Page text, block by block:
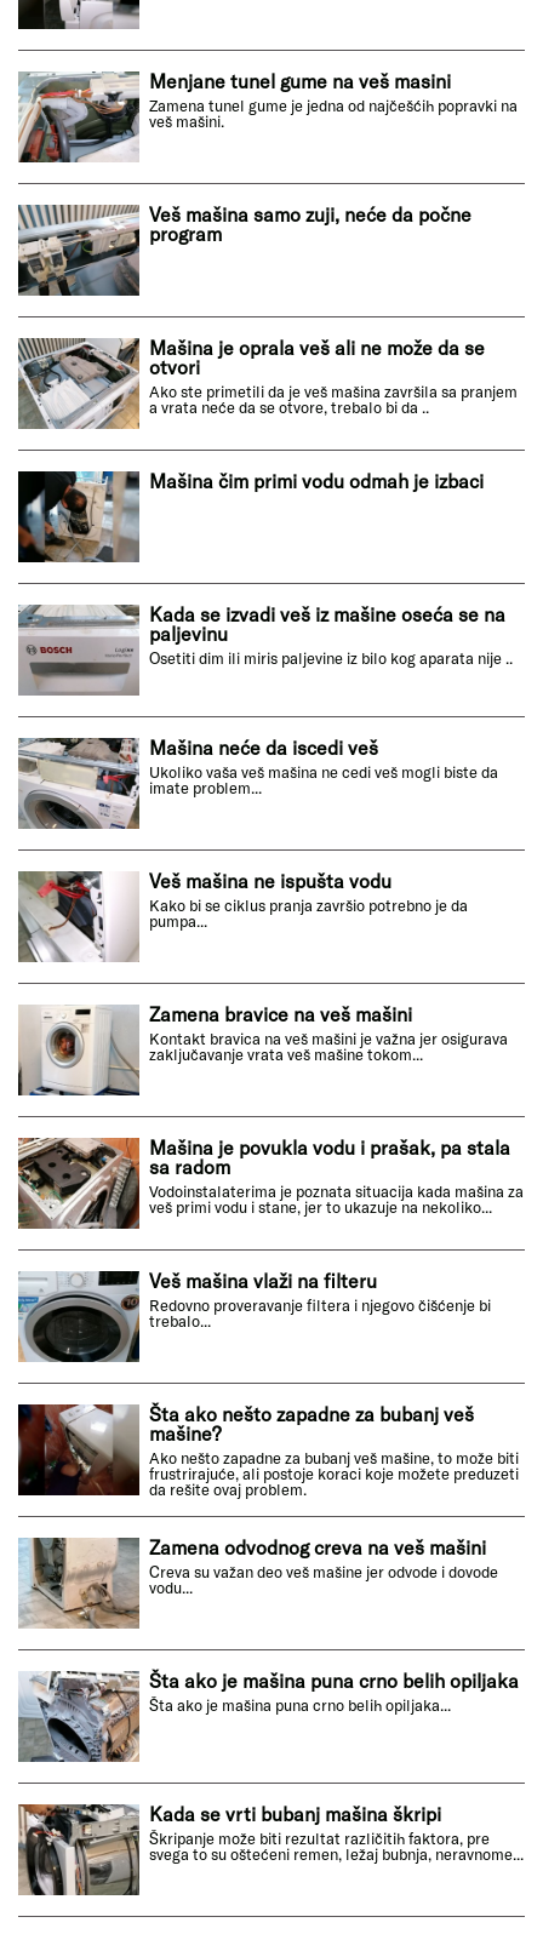
Menjane tunel gume na veš masini
Zamena tunel gume je jedna od najčešćih popravki na
veš mašini.
Veš mašina samo zuji, neće da počne
program
Mašina je oprala veš ali ne može da se
otvori
Ako ste primetili da je veš mašina završila sa pranjem
a vrata neće da se otvore, trebalo bi da ..
Mašina čim primi vodu odmah je izbaci
Kada se izvadi veš iz mašine oseća se na
paljevinu
Osetiti dim ili miris paljevine iz bilo kog aparata nije ..
Mašina neće da iscedi veš
Ukoliko vaša veš mašina ne cedi veš mogli biste da
imate problem...
Veš mašina ne ispušta vodu
Kako bi se ciklus pranja završio potrebno je da
pumpa...
Zamena bravice na veš mašini
Kontakt bravica na veš mašini je važna jer osigurava
zaključavanje vrata veš mašine tokom...
Mašina je povukla vodu i prašak, pa stala
sa radom
Vodoinstalaterima je poznata situacija kada mašina za
veš primi vodu i stane, jer to ukazuje na nekoliko...
Veš mašina vlaži na filteru
Redovno proveravanje filtera i njegovo čišćenje bi
trebalo...
Šta ako nešto zapadne za bubanj veš
mašine?
Ako nešto zapadne za bubanj veš mašine, to može biti
frustrirajuće, ali postoje koraci koje možete preduzeti
da rešite ovaj problem.
Zamena odvodnog creva na veš mašini
Creva su važan deo veš mašine jer odvode i dovode
vodu...
Šta ako je mašina puna crno belih opiljaka
Šta ako je mašina puna crno belih opiljaka...
Kada se vrti bubanj mašina škripi
Škripanje može biti rezultat različitih faktora, pre
svega to su oštećeni remen, ležaj bubnja, neravnome...